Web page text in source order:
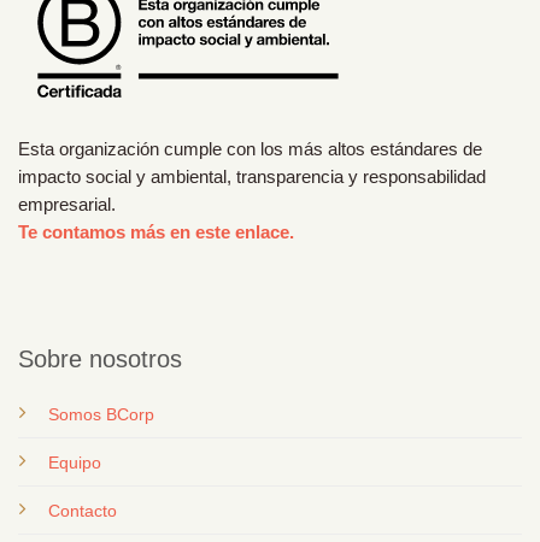
Esta organización cumple con los más altos estándares de
impacto social y ambiental, transparencia y responsabilidad
empresarial.
Te contamos más en este enlace.
Sobre nosotros
Somos BCorp
Equipo
Contacto